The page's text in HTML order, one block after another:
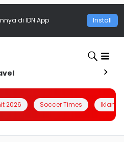
di IDN App Install
2026 Soccer Times Iklanin